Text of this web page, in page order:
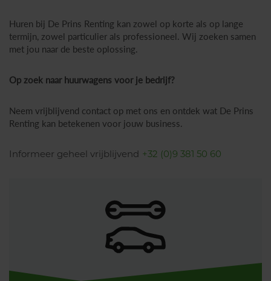
Huren bij De Prins Renting kan zowel op korte als op lange
termijn, zowel particulier als professioneel. Wij zoeken samen
met jou naar de beste oplossing.
Op zoek naar huurwagens voor je bedrijf?
Neem vrijblijvend contact op met ons en ontdek wat De Prins
Renting kan betekenen voor jouw business.
Informeer geheel vrijblijvend +32 (0)9 381 50 60